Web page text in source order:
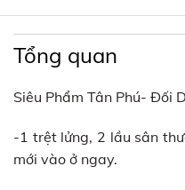
Tổng quan
Siêu Phẩm Tân Phú- Đối
-1 trệt lửng, 2 lầu sân
mới vào ở ngay.